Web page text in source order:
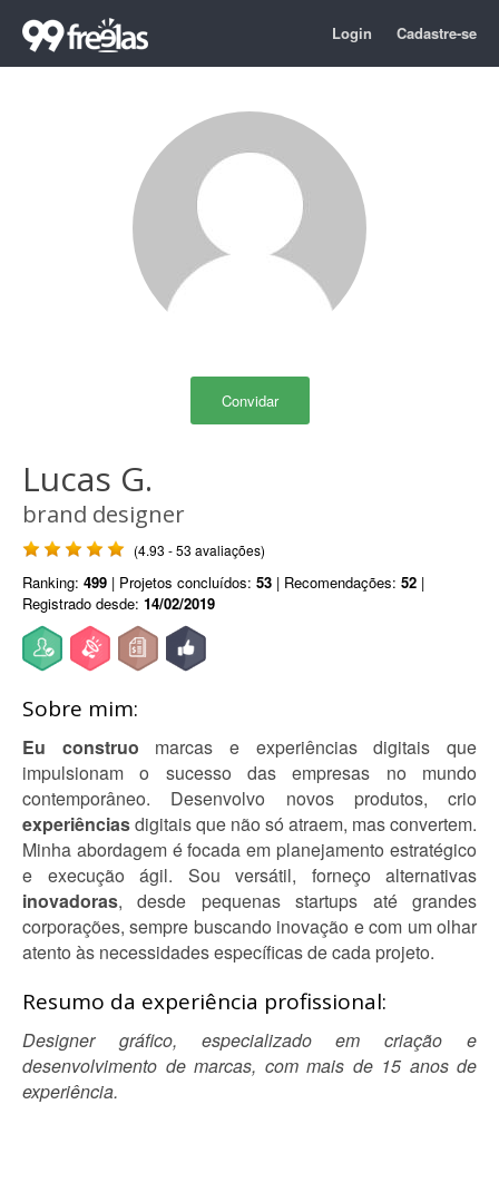
Login Cadastre-se
Convidar
Lucas G.
brand designer
(4.93 - 53 avaliações)
Ranking: 499 | Projetos concluídos: 53 | Recomendações: 52 |
Registrado desde: 14/02/2019
Sobre mim:
Eu construo marcas e experiências digitais que
impulsionam o sucesso das empresas no mundo
contemporâneo. Desenvolvo novos produtos, crio
experiênciasdigitais que não só atraem, mas convertem.
Minha abordagem é focada em planejamento estratégico
e execução ágil. Sou versátil, forneço alternativas
inovadoras, desde pequenas startups até grandes
corporações, sempre buscando inovação e com um olhar
atento às necessidades específicas de cada projeto.
Resumo da experiência profissional:
Designer gráfico, especializado em criação e
desenvolvimento de marcas, com mais de 15 anos de
experiência.